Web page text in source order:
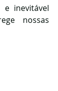
e inevitável
nossas